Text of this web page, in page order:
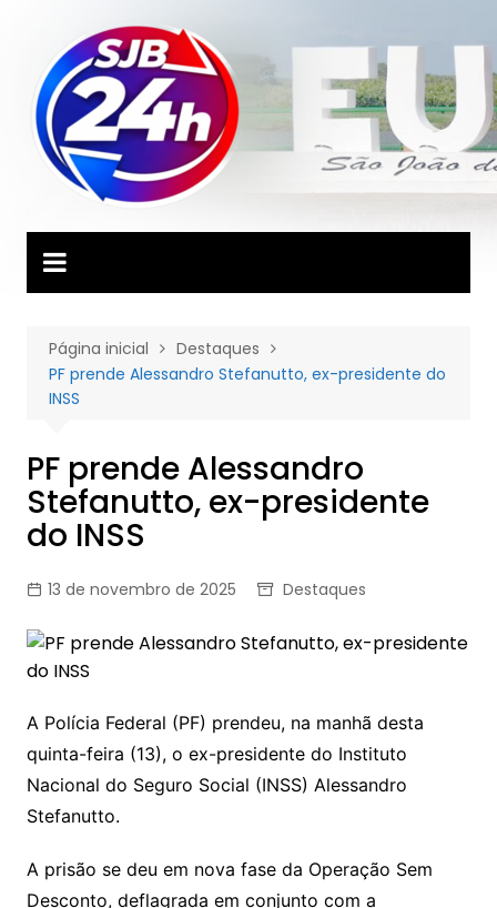
conteúdo
Página inicial
Destaques
PF prende Alessandro Stefanutto, ex-presidente do
INSS
PF prende Alessandro
Stefanutto, ex-presidente
do INSS
13 de novembro de 2025 Destaques
A Polícia Federal (PF) prendeu, na manhã desta
quinta-feira (13), o ex-presidente do Instituto
Nacional do Seguro Social (INSS) Alessandro
Stefanutto.
A prisão se deu em nova fase da Operação Sem
Desconto, deflagrada em conjunto com a